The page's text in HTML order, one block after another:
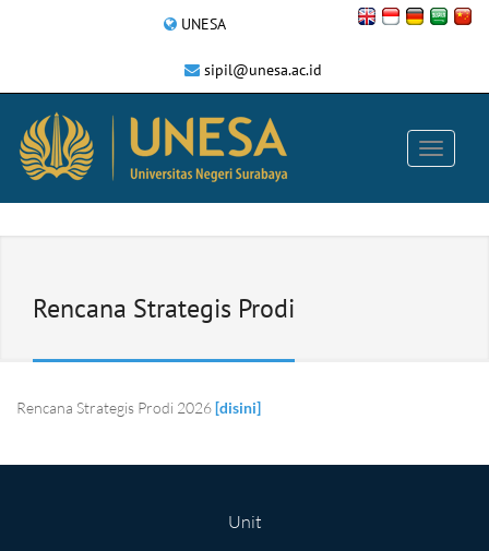
UNESA
sipil@unesa.ac.id
Rencana Strategis Prodi
Rencana Strategis Prodi 2026[disini]
Unit